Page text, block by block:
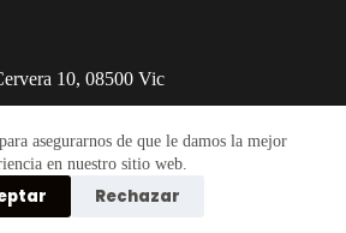
asegurarnos de que le damos la mejor
en nuestro sitio web.
Rechazar
10, 08500 Vic